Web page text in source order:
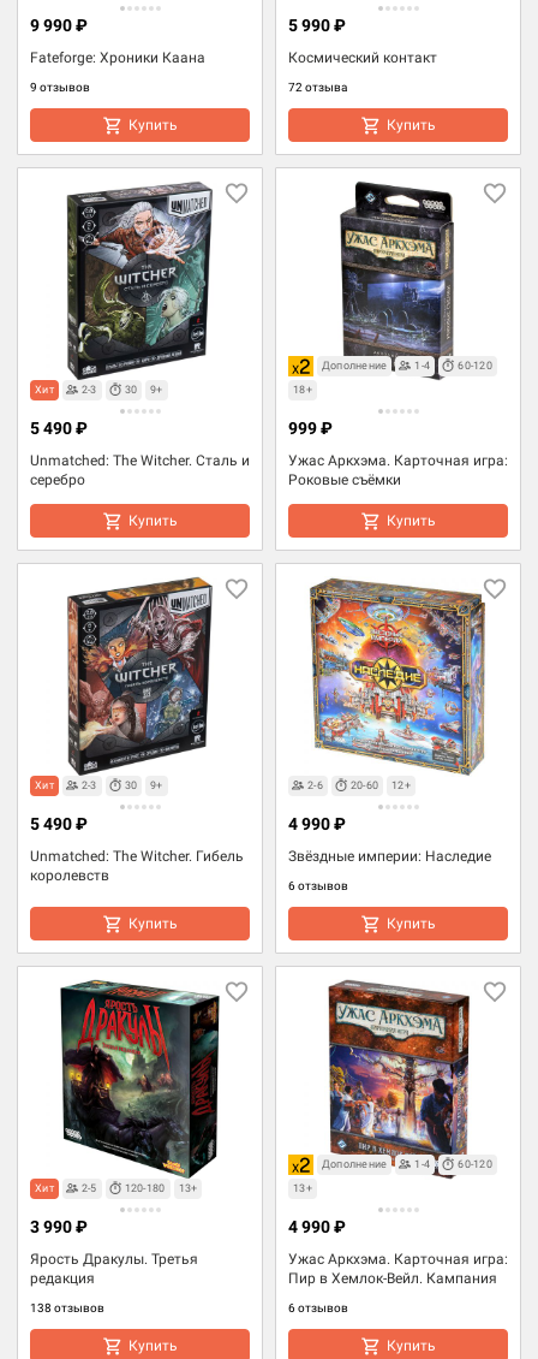
Fateforge: Хроники Каана
9 отзывов
9 990 ₽
Купить
Космический контакт
72 отзыва
5 990 ₽
Купить
Хит 2-3 30 9+
Unmatched: The Witcher. Сталь и
серебро
5 490 ₽
Купить
Дополнение 1-4
60-120
18+
Ужас Аркхэма. Карточная игра:
Роковые съёмки
999 ₽
Купить
Хит 2-3 30 9+
Unmatched: The Witcher. Гибель
королевств
5 490 ₽
Купить
2-6 20-60 12+
Звёздные империи: Наследие
6 отзывов
4 990 ₽
Купить
Хит 2-5 120-180 13+
Ярость Дракулы. Третья
редакция
138 отзывов
3 990 ₽
Купить
Дополнение 1-4
60-120
13+
Ужас Аркхэма. Карточная игра:
Пир в Хемлок-Вейл. Кампания
6 отзывов
4 990 ₽
Купить